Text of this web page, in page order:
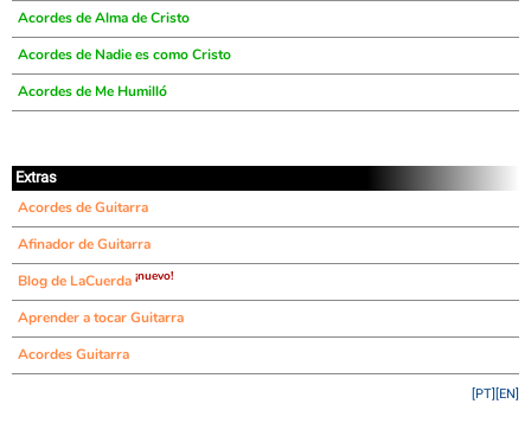
Acordes de Alma de Cristo
Acordes de Nadie es como Cristo
Acordes de Me Humilló
Extras
Acordes de Guitarra
Afinador de Guitarra
Blog de LaCuerda ¡nuevo!
Aprender a tocar Guitarra
Acordes Guitarra
[EN]
[PT]